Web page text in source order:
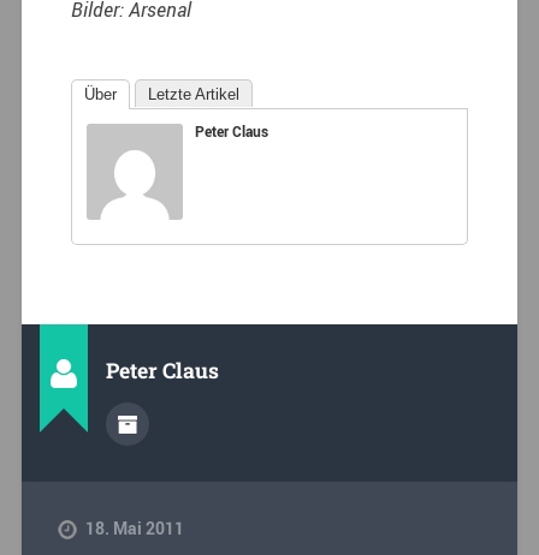
Bilder: Arsenal
Über Letzte Artikel
Peter Claus
Peter Claus
18. Mai 2011